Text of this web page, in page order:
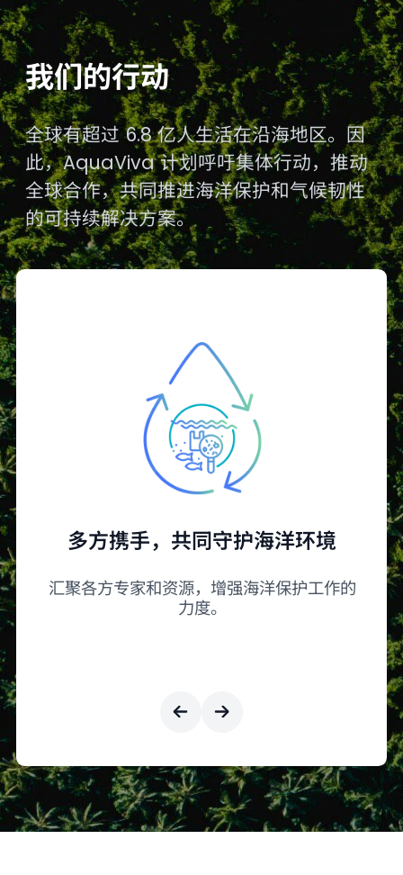
我们的行动
全球有超过 6.8 亿人生活在沿海地区。因
此，AquaViva 计划呼吁集体行动，推动
全球合作，共同推进海洋保护和气候韧性
的可持续解决方案。
多方携手，共同守护海洋环境
汇聚各方专家和资源，增强海洋保护工作的
力度。